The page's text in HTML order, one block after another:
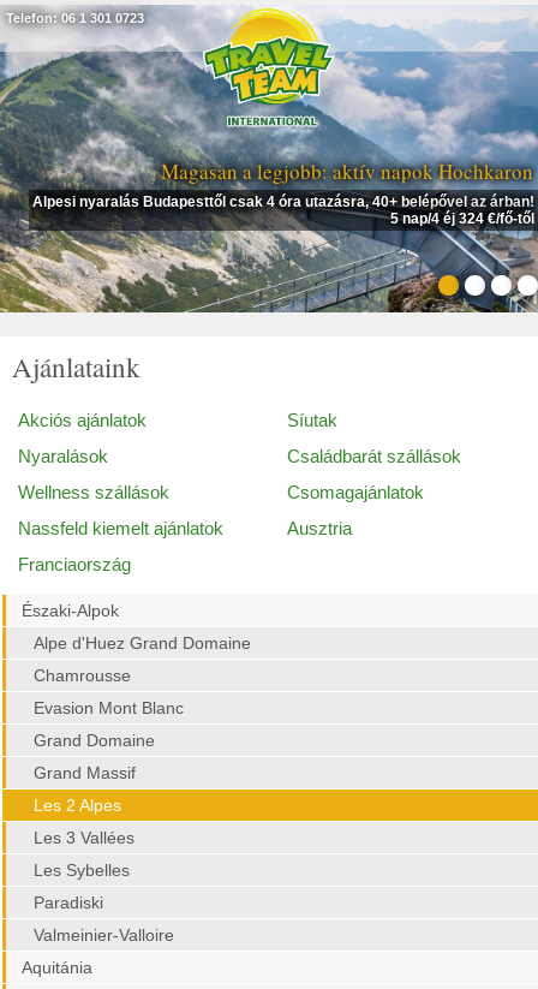
Magasan a legjobb: aktív napok Hochkaron
Alpesi nyaralás Budapesttől csak 4 óra utazásra, 40+ belépővel az árban!
5 nap/4 éj 324 €/fő-től
Telefon: 06 1 301 0723
Ajánlataink
Akciós ajánlatok
Síutak
Nyaralások
Családbarát szállások
Wellness szállások
Csomagajánlatok
Nassfeld kiemelt ajánlatok
Ausztria
Franciaország
Északi-Alpok
Alpe d'Huez Grand Domaine
Chamrousse
Evasion Mont Blanc
Grand Domaine
Grand Massif
Les 2 Alpes
Les 3 Vallées
Les Sybelles
Paradiski
Valmeinier-Valloire
Aquitánia